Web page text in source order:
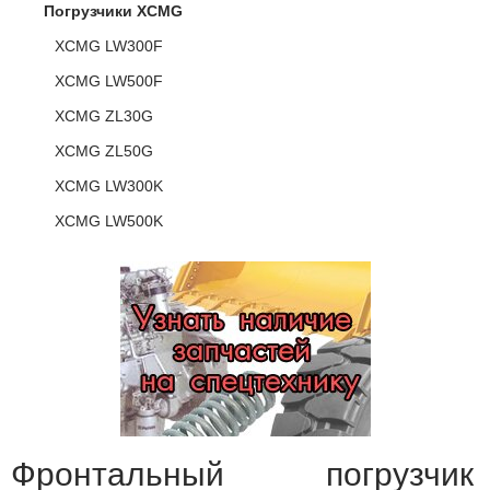
Погрузчики XCMG
XCMG LW300F
XCMG LW500F
XCMG ZL30G
XCMG ZL50G
XCMG LW300K
XCMG LW500K
Фронтальный погрузчик